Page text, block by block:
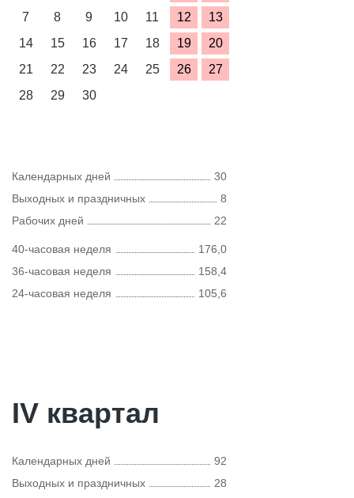
7
8 9 10 11 12
13
14
15 16 17 18 19
20
21
22 23 24 25 26
27
28
29 30
Календарных дней
30
Выходных и праздничных
8
Рабочих дней
22
40-часовая неделя
176,0
36-часовая неделя
158,4
24-часовая неделя
105,6
IV квартал
Календарных дней
92
Выходных и праздничных
28